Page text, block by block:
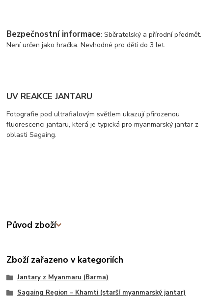
Bezpečnostní informace: Sběratelský a přírodní předmět.
Není určen jako hračka. Nevhodné pro děti do 3 let.
UV REAKCE JANTARU
Fotografie pod ultrafialovým světlem ukazují přirozenou
fluorescenci jantaru, která je typická pro myanmarský jantar z
oblasti Sagaing.
Původ zboží
Zboží zařazeno v kategoriích
Jantary z Myanmaru (Barma)
Sagaing Region – Khamti (starší myanmarský jantar)